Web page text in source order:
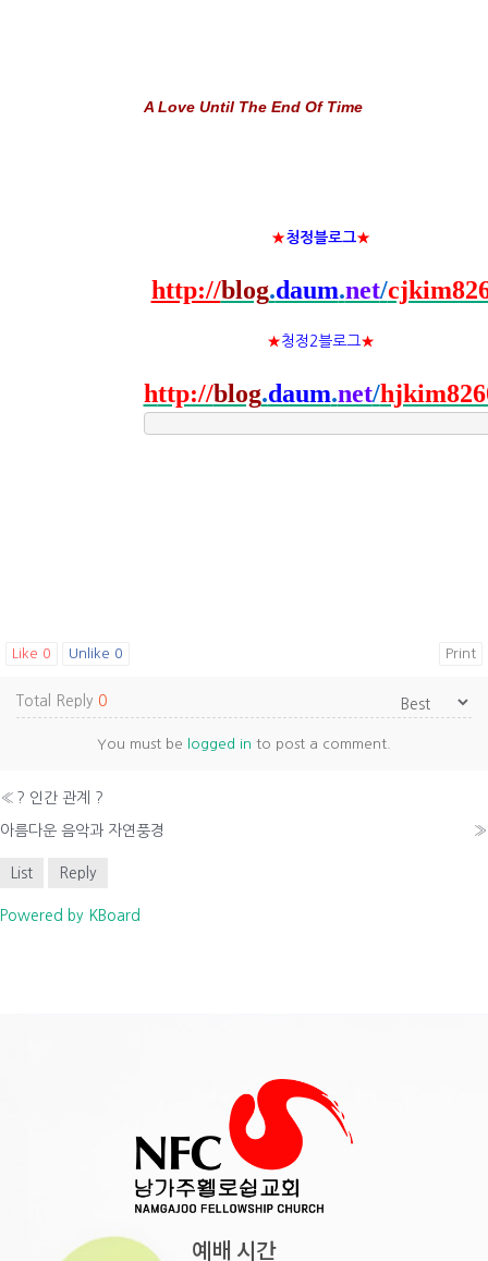
A Love Until The End Of Time
★청정블로그★
http://blog.daum.net/
★청정2블로그★
http://blog.daum.net/
Like 0 Unlike 0 Print
Total Reply 0
You must be logged in to post a comment.
« ? 인간 관계 ?
아름다운 음악과 자연풍경 »
List Reply
Powered by KBoard
예배 시간